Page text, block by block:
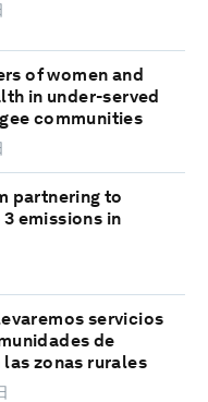
of women and
in under-served
communities
partnering to
emissions in
servicios
de
zonas rurales